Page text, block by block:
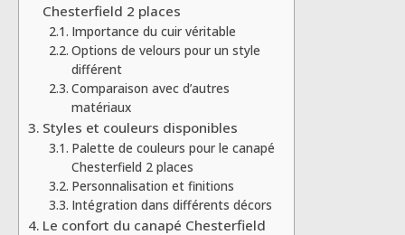
Chesterfield 2 places
Importance du cuir véritable
Options de velours pour un style
différent
Comparaison avec d’autres
matériaux
Styles et couleurs disponibles
Palette de couleurs pour le canapé
Chesterfield 2 places
Personnalisation et finitions
Intégration dans différents décors
Le confort du canapé Chesterfield